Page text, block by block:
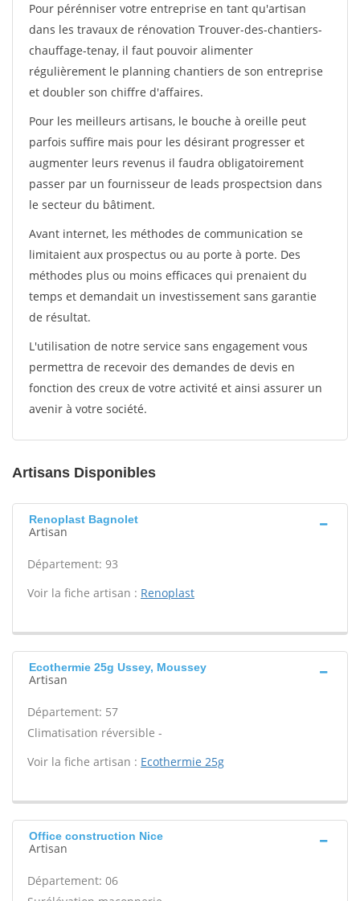
Pour pérénniser votre entreprise en tant qu'artisan
dans les travaux de rénovation Trouver-des-chantiers-
chauffage-tenay, il faut pouvoir alimenter
régulièrement le planning chantiers de son entreprise
et doubler son chiffre d'affaires.
Pour les meilleurs artisans, le bouche à oreille peut
parfois suffire mais pour les désirant progresser et
augmenter leurs revenus il faudra obligatoirement
passer par un fournisseur de leads prospectsion dans
le secteur du bâtiment.
Avant internet, les méthodes de communication se
limitaient aux prospectus ou au porte à porte. Des
méthodes plus ou moins efficaces qui prenaient du
temps et demandait un investissement sans garantie
de résultat.
L'utilisation de notre service sans engagement vous
permettra de recevoir des demandes de devis en
fonction des creux de votre activité et ainsi assurer un
avenir à votre société.
Artisans Disponibles
Renoplast Bagnolet
Artisan
Département: 93
Voir la fiche artisan : Renoplast
Ecothermie 25g Ussey, Moussey
Artisan
Département: 57
Climatisation réversible -
Voir la fiche artisan : Ecothermie 25g
Office construction Nice
Artisan
Département: 06